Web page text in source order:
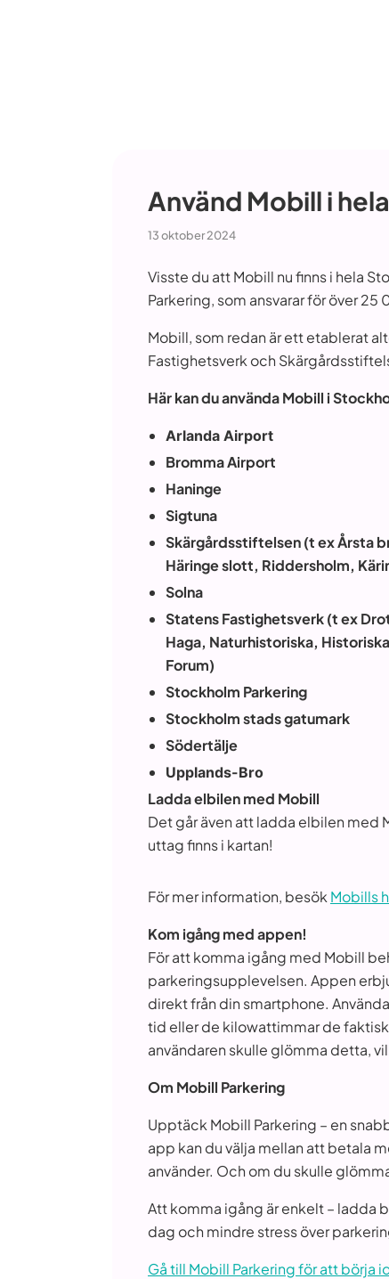
Använd Mobill i
13 oktober 2024
Visste du att Mobill nu finns i hela
Parkering, som ansvarar för över
Mobill, som redan är ett etablerat
Fastighetsverk och
Här kan du använda Mobill i
Arlanda Airport
Bromma Airport
Haninge
Sigtuna
Skärgårdsstiftelsen (t ex Årsta
Häringe slott, Riddersholm,
Solna
Statens Fastighetsverk (t ex
Haga, Naturhistoriska,
Forum)
Stockholm Parkering
Stockholm stads gatumark
Södertälje
Upplands-Bro
Ladda elbilen med Mobill
Det går även att ladda elbilen med
uttag finns i kartan!
För mer information, besök Mobills
Kom igång med appen!
För att komma igång med Mobill
parkeringsupplevelsen. Appen
direkt från din smartphone.
tid eller de kilowattimmar de
användaren skulle glömma detta,
Om Mobill Parkering
Upptäck Mobill Parkering – en
app kan du välja mellan att betala
använder. Och om du skulle
Att komma igång är enkelt – ladda
dag och mindre stress över
Gå till Mobill Parkering för att börja